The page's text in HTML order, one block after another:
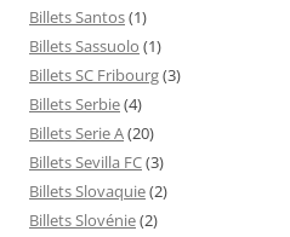
Billets Santos(1)
Billets Sassuolo (1)
Billets SC Fribourg(3)
Billets Serbie(4)
Billets Serie A(20)
Billets Sevilla FC(3)
Billets Slovaquie(2)
Billets Slovénie(2)